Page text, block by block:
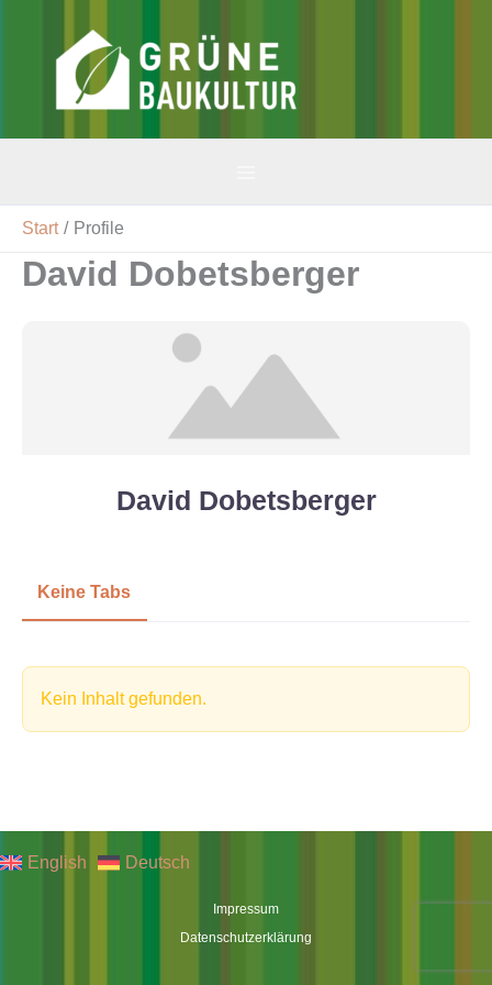
Start Profile
David Dobetsberger
David Dobetsberger
Keine Tabs
Kein Inhalt gefunden.
English Deutsch
Impressum
Datenschutzerklärung